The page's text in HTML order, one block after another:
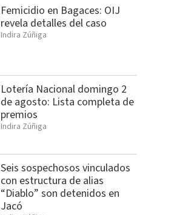
Femicidio en Bagaces: OIJ
revela detalles del caso
Indira Zúñiga
Lotería Nacional domingo 2
de agosto: Lista completa de
premios
Indira Zúñiga
Seis sospechosos vinculados
con estructura de alias
“Diablo” son detenidos en
Jacó